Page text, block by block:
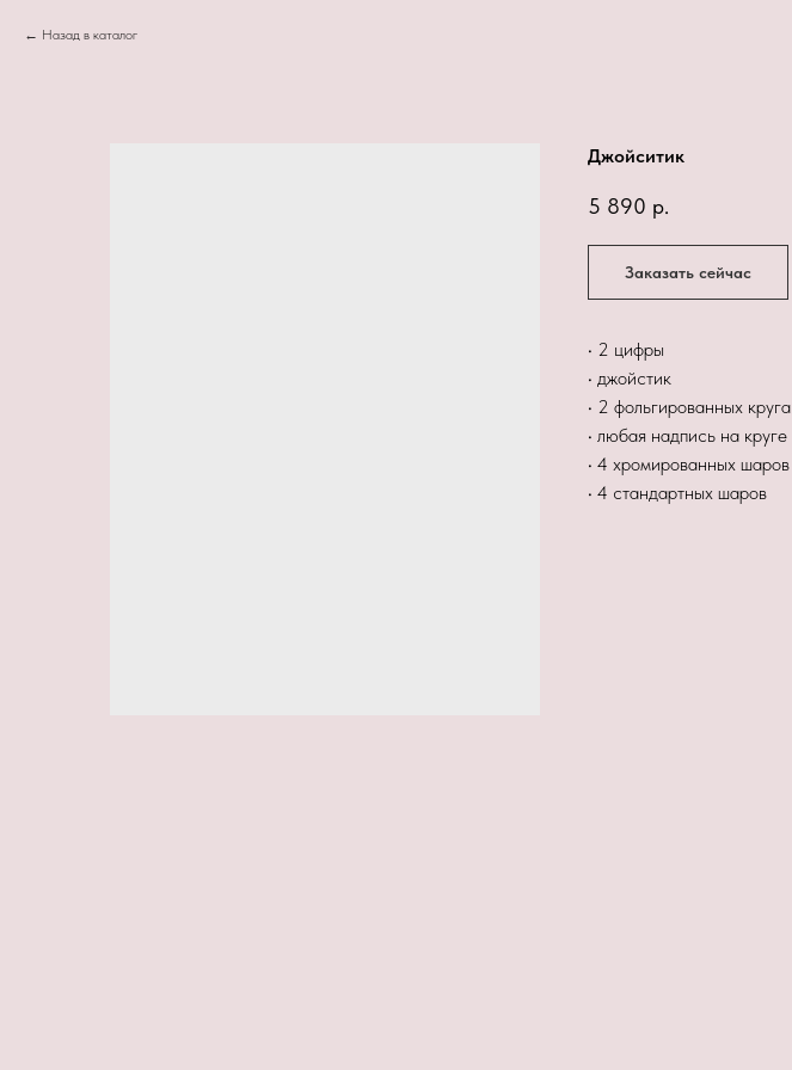
Назад в каталог
Джойситик
5 890 р.
Заказать сейчас
• 2 цифры
• джойстик
• 2 фольгированных круга
• любая надпись на круге
• 4 хромированных шаров
• 4 стандартных шаров